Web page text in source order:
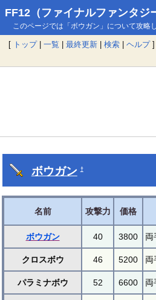
FF12（ファイナルファンタジ
このページでは「ボウガン」について攻略
[ トップ| 一覧 | 最終更新 | 検索 | ヘルプ
ボウガン †
名前 攻撃力 価格
ボウガン 40 3800 両
クロスボウ 46 5200 両
パラミナボウ 52 6600 両